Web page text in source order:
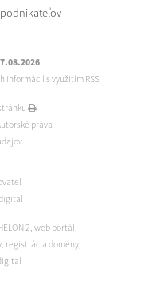
informácií s využitím RSS
práva
2, web portál ,
, registrácia domény,